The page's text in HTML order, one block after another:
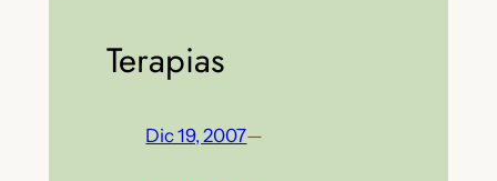
Terapias
Dic 19, 2007—